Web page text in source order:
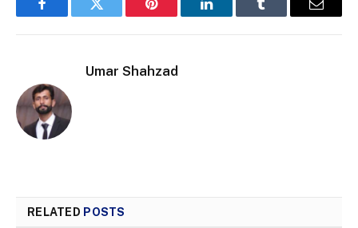
FacebookTwitter Pinterest LinkedInTumblr Email
Umar Shahzad
RELATED POSTS